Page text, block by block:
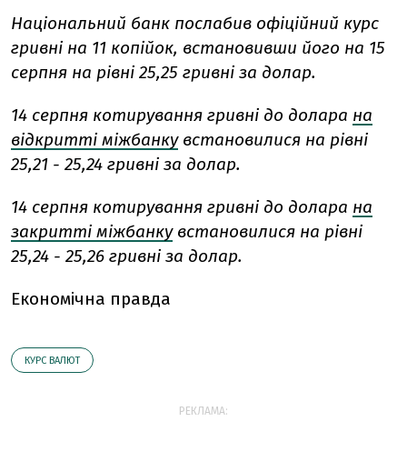
Національний банк послабив офіційний курс
гривні на 11 копійок, встановивши його на 15
серпня на рівні 25,25 гривні за долар.
14 серпня котирування гривні до долара на
відкритті міжбанкувстановилися на рівні
25,21 - 25,24 гривні за долар.
14 серпня котирування гривні до долара на
закритті міжбанкувстановилися на рівні
25,24 - 25,26 гривні за долар.
Економічна правда
КУРС ВАЛЮТ
РЕКЛАМА: